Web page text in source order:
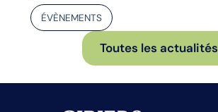
ÉVÈNEMENTS
Toutes les actualités